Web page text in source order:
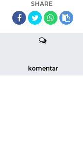
SHARE
komentar